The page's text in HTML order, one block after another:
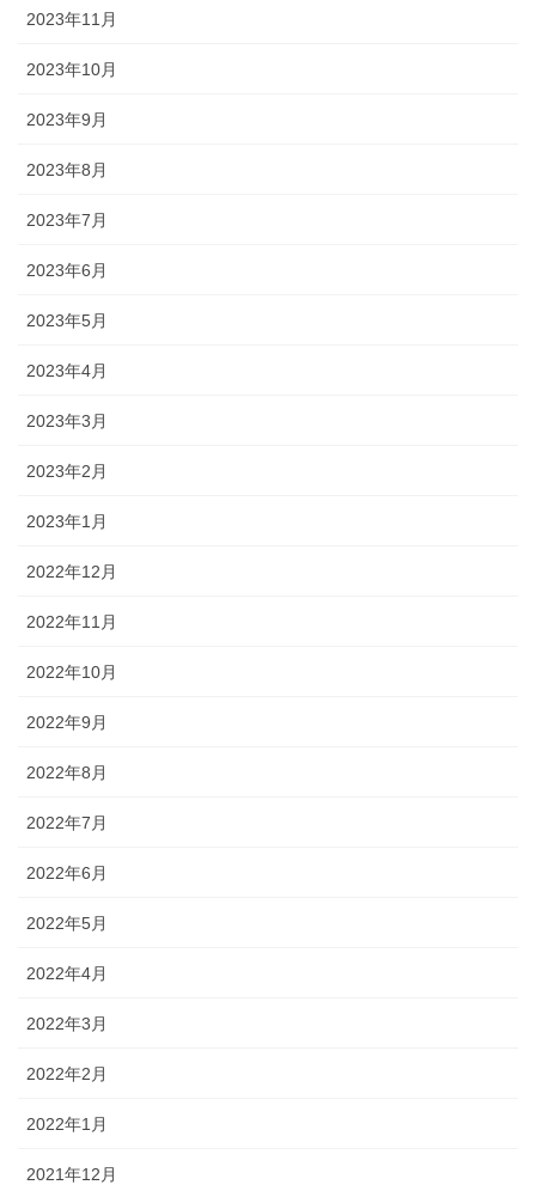
2023年11月
2023年10月
2023年9月
2023年8月
2023年7月
2023年6月
2023年5月
2023年4月
2023年3月
2023年2月
2023年1月
2022年12月
2022年11月
2022年10月
2022年9月
2022年8月
2022年7月
2022年6月
2022年5月
2022年4月
2022年3月
2022年2月
2022年1月
2021年12月